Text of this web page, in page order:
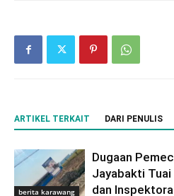
ARTIKEL TERKAIT DARI PENULIS
berita karawang
Dugaan
Jayabakti
dan